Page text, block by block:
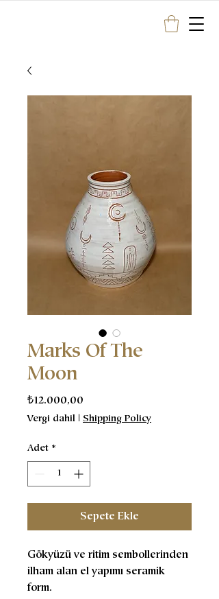
Marks Of The
Moon
₺12.000,00
Vergi dahil | Shipping Policy
Adet *
Sepete Ekle
Gökyüzü ve ritim sembollerinden
ilham alan el yapımı seramik
form.